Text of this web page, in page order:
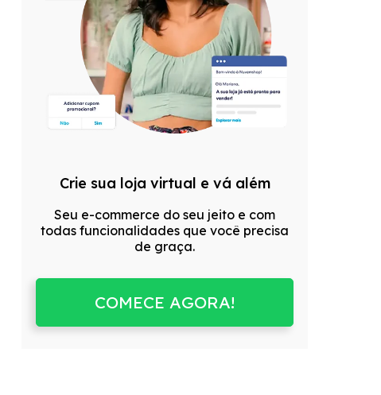
Crie sua loja virtual e vá além
Seu e-commerce do seu jeito e com
todas funcionalidades que você precisa
de graça.
COMECE AGORA!